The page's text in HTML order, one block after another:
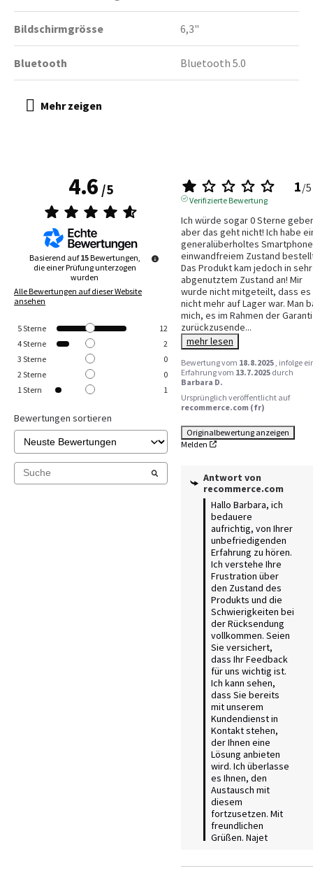
Bildschirmgrösse 6,3"
Bluetooth Bluetooth 5.0
4.6/5
Basierend auf15Bewertungen,
die einer Prüfung unterzogen
wurden
Alle Bewertungen auf dieser Website
ansehen
5Sterne
12
4Sterne
2
3 Sterne
0
2 Sterne
0
1 Stern 1
Bewertungen sortieren
1/5
Verifizierte Bewertung
Ich würde sogar 0 Sterne
aber das geht nicht! Ich habe
generalüberholtes
einwandfreiem Zustand
Das Produkt kam jedoch in sehr
abgenutztem Zustand an! Mir
wurde nicht mitgeteilt, dass es
nicht mehr auf Lager war. Man
mich, es im Rahmen der
zurückzusende...
mehr lesen
Bewertung vom 18.8.2025 , infolge
Erfahrung vom 13.7.2025 durch
Barbara D.
Ursprünglich veröffentlicht auf
recommerce.com (fr)
Originalbewertung anzeigen
Melden
Antwort von
recommerce.com
Hallo Barbara, ich
bedauere
aufrichtig, von Ihrer
unbefriedigenden
Erfahrung zu hören.
Ich verstehe Ihre
Frustration über
den Zustand des
Produkts und die
Schwierigkeiten bei
der Rücksendung
vollkommen. Seien
Sie versichert,
dass Ihr Feedback
für uns wichtig ist.
Ich kann sehen,
dass Sie bereits
mit unserem
Kundendienst in
Kontakt stehen,
der Ihnen eine
Lösung anbieten
wird. Ich überlasse
es Ihnen, den
Austausch mit
diesem
fortzusetzen. Mit
freundlichen
Grüßen. Najet